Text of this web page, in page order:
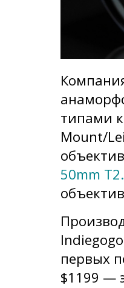
типами
Mount/
50mm
первых
$1199 —